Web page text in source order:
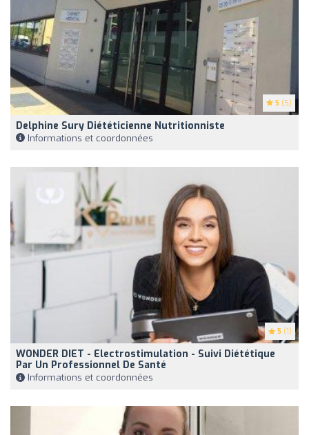
5 (5)
Delphine Sury Diététicienne Nutritionniste
Informations et coordonnées
5 (1)
WONDER DIET - Electrostimulation - Suivi Diététique
Par Un Professionnel De Santé
Informations et coordonnées